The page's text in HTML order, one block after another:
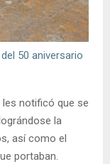
50 aniversario
les notificó que se
la
así como el
portaban.